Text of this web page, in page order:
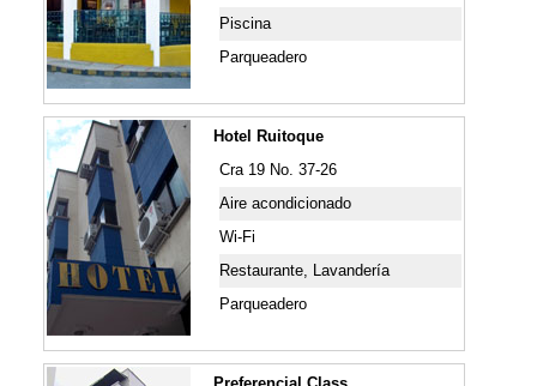
Piscina
Parqueadero
Hotel Ruitoque
Cra 19 No. 37-26
Aire acondicionado
Wi-Fi
Restaurante, Lavandería
Parqueadero